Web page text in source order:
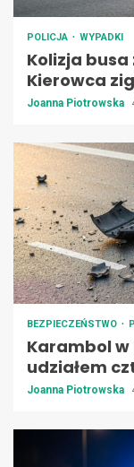
POLICJA WYPADKI
Kolizja busa
Kierowca
Joanna Piotrowska
BEZPIECZEŃSTWO
Karambol w
udziałem
Joanna Piotrowska